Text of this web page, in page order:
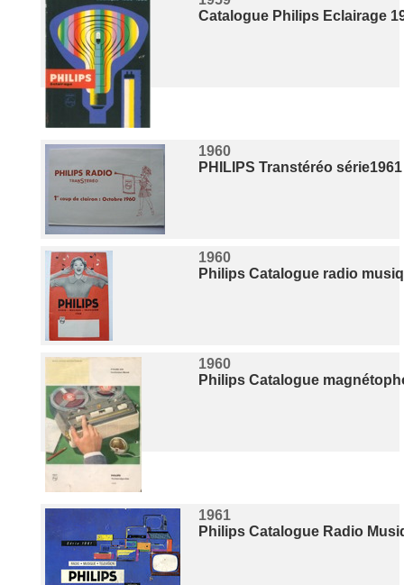
Catalogue Philips Eclairage
1960
PHILIPS Transtéréo série1961
1960
Philips Catalogue radio
1960
Philips Catalogue
1961
Philips Catalogue Radio